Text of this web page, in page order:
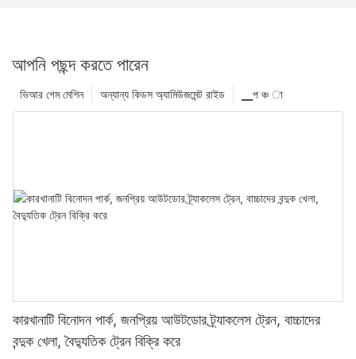
আপনি পছন্দ করতে পারেন
▁প ঞ্চ া
অন্যান্য কিডস অ্যামিউজমেন্ট রাইড
ভিআর গেম মেশিন
কারখানাটি বিনোদন পার্ক, জনপ্রিয় আউটডোর ট্র্যাকলেস ট্রেন, বাচ্চাদের
বন্দুক খেলা, বৈদ্যুতিক ট্রেন বিক্রি করে